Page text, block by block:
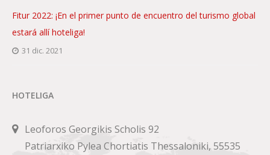
Fitur 2022: ¡En el primer punto de encuentro del turismo global
estará allí hoteliga!
31 dic. 2021
HOTELIGA
Leoforos Georgikis Scholis 92
Patriarxiko Pylea Chortiatis Thessaloniki, 55535